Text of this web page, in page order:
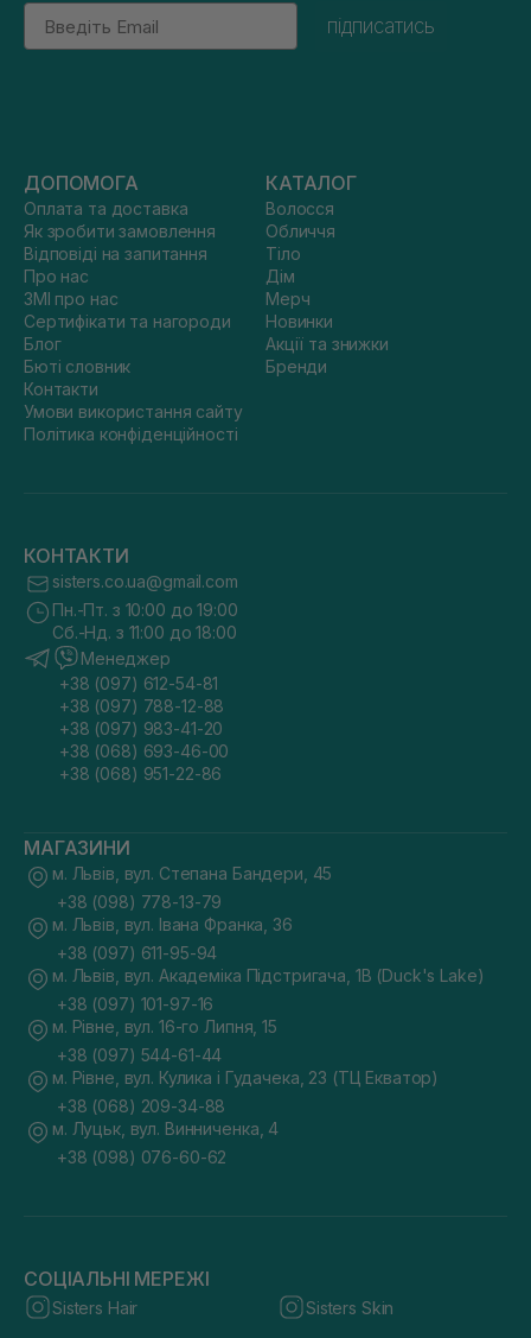
Email
підписатись
ДОПОМОГА
Оплата та доставка
Як зробити замовлення
Відповіді на запитання
Про нас
ЗМІ про нас
Сертифікати та нагороди
Блог
Бюті словник
Контакти
Умови використання сайту
Політика конфіденційності
КАТАЛОГ
Волосся
Обличчя
Тіло
Дім
Мерч
Новинки
Акції та знижки
Бренди
КОНТАКТИ
sisters.co.ua@gmail.com
Пн.-Пт. з 10:00 до 19:00
Сб.-Нд. з 11:00 до 18:00
Менеджер
+38 (097) 612-54-81
+38 (097) 788-12-88
+38 (097) 983-41-20
+38 (068) 693-46-00
+38 (068) 951-22-86
МАГАЗИНИ
м. Львів, вул. Степана Бандери, 45
+38 (098) 778-13-79
м. Львів, вул. Івана Франка, 36
+38 (097) 611-95-94
м. Львів, вул. Академіка Підстригача, 1В (Duck's Lake)
+38 (097) 101-97-16
м. Рівне, вул. 16-го Липня, 15
+38 (097) 544-61-44
м. Рівне, вул. Кулика і Гудачека, 23 (ТЦ Екватор)
+38 (068) 209-34-88
м. Луцьк, вул. Винниченка, 4
+38 (098) 076-60-62
СОЦІАЛЬНІ МЕРЕЖІ
Sisters Hair Sisters Skin